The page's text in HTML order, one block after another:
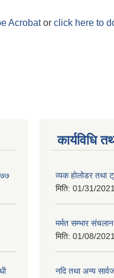
Acrobator click here to
कार्यविधि
व्यक होलोडर तथा
मिति: 01/31/
मर्मत सम्भार
मिति: 01/08/
नदि तथा अन्य